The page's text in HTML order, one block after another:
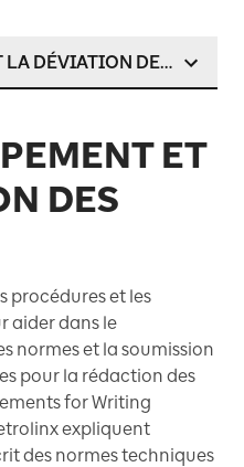
LA DÉVIATION DES
ET
DES
procédures et les
aider dans le
normes et la soumission
pour la rédaction des
for Writing
expliquent
des normes techniques